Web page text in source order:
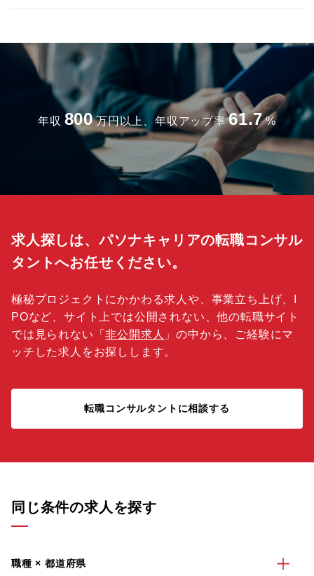
年収 800 万円以上、年収アップ率 61.7 %
求人探しは、パソナキャリアの転職コンサル
タントへお任せください。
極秘プロジェクトにかかわる求人や、事業立ち上げ、I
POなど、サイト上では公開されない、他の転職サイト
では見られない「非公開求人 」の中から、ご経験にマ
ッチした求人をお探しします。
転職コンサルタントに相談する
同じ条件の求人を探す
職種 × 都道府県